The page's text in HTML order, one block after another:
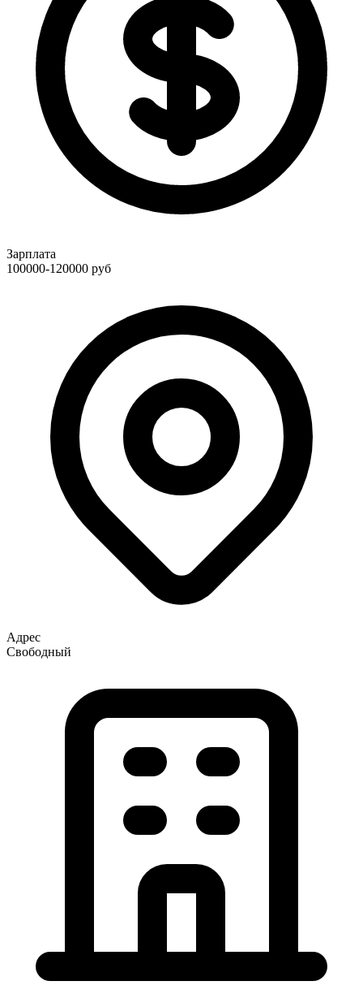
Зарплата
100000-120000 руб
Адрес
Свободный